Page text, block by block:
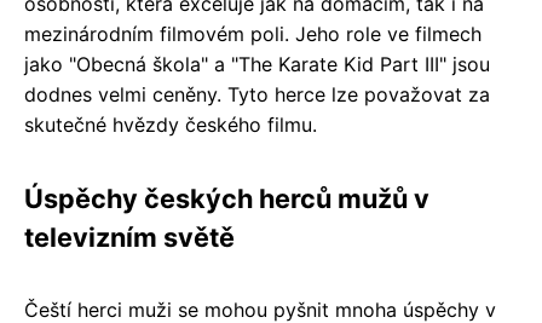
mezinárodním filmovém poli. Jeho role ve filmech
jako "Obecná škola" a "The Karate Kid Part III" jsou
dodnes velmi ceněny. Tyto herce lze považovat za
skutečné hvězdy českého filmu.
Úspěchy českých herců mužů v
televizním světě
Čeští herci muži se mohou pyšnit mnoha úspěchy v